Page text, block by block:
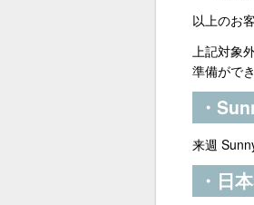
以上のお
上記対象
準備がで
・
来週
・日